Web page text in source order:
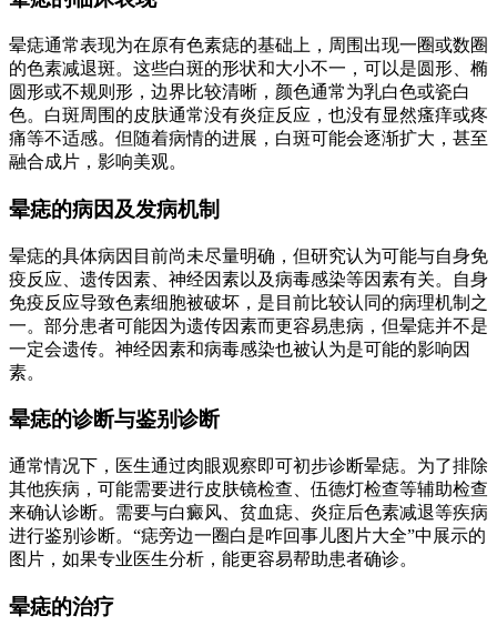
晕痣通常表现为在原有色素痣的基础上，周围出现一圈或数圈
的色素减退斑。这些白斑的形状和大小不一，可以是圆形、椭
圆形或不规则形，边界比较清晰，颜色通常为乳白色或瓷白
色。白斑周围的皮肤通常没有炎症反应，也没有显然瘙痒或疼
痛等不适感。但随着病情的进展，白斑可能会逐渐扩大，甚至
融合成片，影响美观。
晕痣的病因及发病机制
晕痣的具体病因目前尚未尽量明确，但研究认为可能与自身免
疫反应、遗传因素、神经因素以及病毒感染等因素有关。自身
免疫反应导致色素细胞被破坏，是目前比较认同的病理机制之
一。部分患者可能因为遗传因素而更容易患病，但晕痣并不是
一定会遗传。神经因素和病毒感染也被认为是可能的影响因
素。
晕痣的诊断与鉴别诊断
通常情况下，医生通过肉眼观察即可初步诊断晕痣。为了排除
其他疾病，可能需要进行皮肤镜检查、伍德灯检查等辅助检查
来确认诊断。需要与白癜风、贫血痣、炎症后色素减退等疾病
进行鉴别诊断。“痣旁边一圈白是咋回事儿图片大全”中展示的
图片，如果专业医生分析，能更容易帮助患者确诊。
晕痣的治疗